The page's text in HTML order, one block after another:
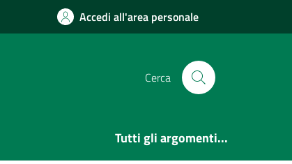
Accedi all'area personale
Cerca
Tutti gli argomenti...